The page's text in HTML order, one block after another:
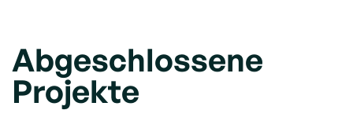
Abgeschlossene
Projekte